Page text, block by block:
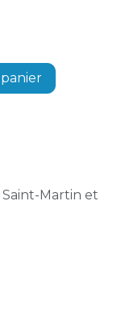
Martin et